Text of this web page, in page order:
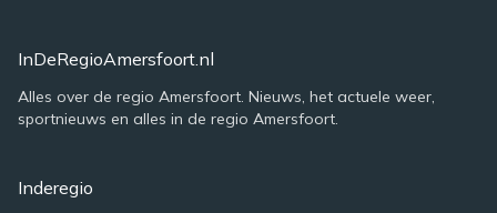
InDeRegioAmersfoort.nl
Alles over de regio Amersfoort. Nieuws, het actuele weer,
sportnieuws en alles in de regio Amersfoort.
Inderegio